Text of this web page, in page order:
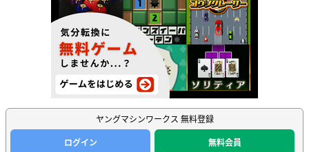
ヤングマシンワークス 無料登録
ログイン
無料会員